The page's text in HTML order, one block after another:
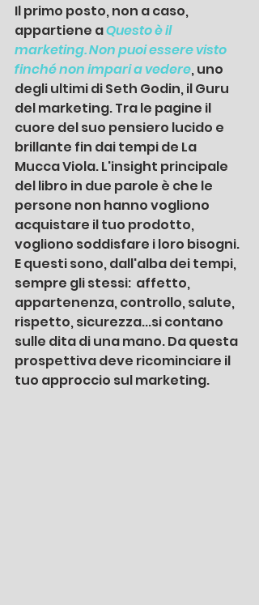
Il primo posto, non a caso,
appartiene a Questo è il
marketing. Non puoi essere visto
finché non impari a vedere, uno
degli ultimi di Seth Godin, il Guru
del marketing. Tra le pagine il
cuore del suo pensiero lucido e
brillante fin dai tempi de La
Mucca Viola. L'insight principale
del libro in due parole è che le
persone non hanno vogliono
acquistare il tuo prodotto,
vogliono soddisfare i loro bisogni.
E questi sono, dall'alba dei tempi,
sempre gli stessi:  affetto,
appartenenza, controllo, salute,
rispetto, sicurezza...si contano
sulle dita di una mano. Da questa
prospettiva deve ricominciare il
tuo approccio sul marketing.